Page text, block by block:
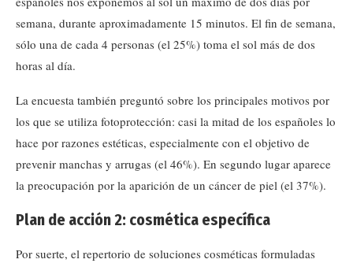
semana, durante aproximadamente 15 minutos. El fin de semana,
sólo una de cada 4 personas (el 25%) toma el sol más de dos
horas al día.
La encuesta también preguntó sobre los principales motivos por
los que se utiliza fotoprotección: casi la mitad de los españoles lo
hace por razones estéticas, especialmente con el objetivo de
prevenir manchas y arrugas (el 46%). En segundo lugar aparece
la preocupación por la aparición de un cáncer de piel (el 37%).
Plan de acción 2: cosmética específica
Por suerte, el repertorio de soluciones cosméticas formuladas